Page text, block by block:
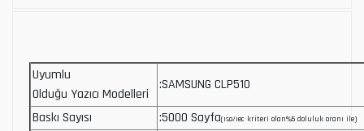
Uyumlu
Olduğu Yazıcı Modelleri
:SAMSUNG CLP510
Baskı Sayısı
:5000 Sayfa(ıso/ıec kriteri olan%5 doluluk oranı ile)